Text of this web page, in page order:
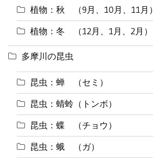
植物：秋 （9月、10月、11月）
植物：冬 （12月、1月、2月）
多摩川の昆虫
昆虫：蝉 （セミ）
昆虫：蜻蛉（トンボ）
昆虫：蝶 （チョウ）
昆虫：蛾 （ガ）